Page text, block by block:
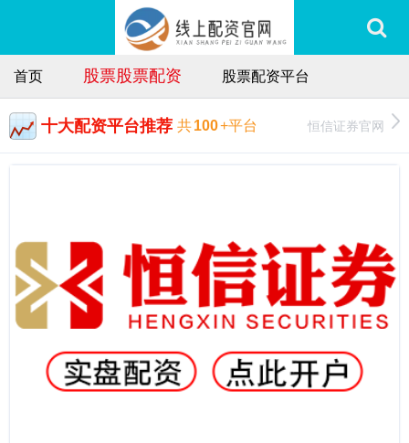
首页 股票股票配资 股票配资平台
十大配资平台推荐 共100+平台 恒信证券官网